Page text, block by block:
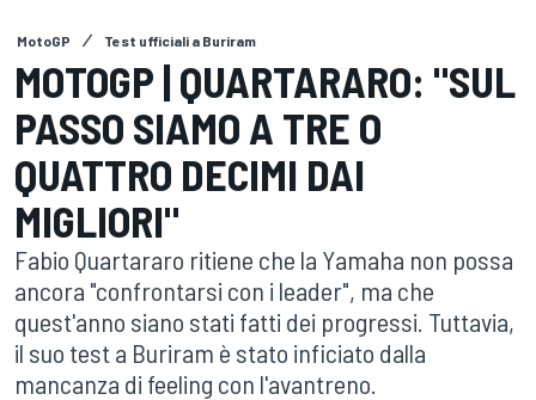
MotoGP Test ufficiali a Buriram
MOTOGP | QUARTARARO: "SUL
PASSO SIAMO A TRE O
QUATTRO DECIMI DAI
MIGLIORI"
Fabio Quartararo ritiene che la Yamaha non possa
ancora "confrontarsi con i leader", ma che
quest'anno siano stati fatti dei progressi. Tuttavia,
il suo test a Buriram è stato inficiato dalla
mancanza di feeling con l'avantreno.